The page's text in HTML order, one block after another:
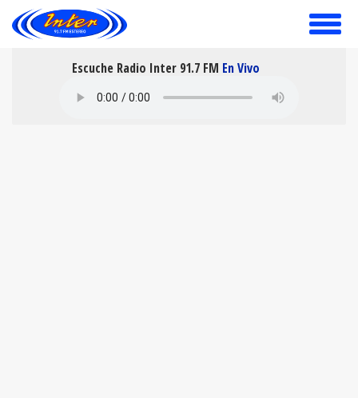
toggle
Escuche Radio Inter 91.7 FM En Vivo